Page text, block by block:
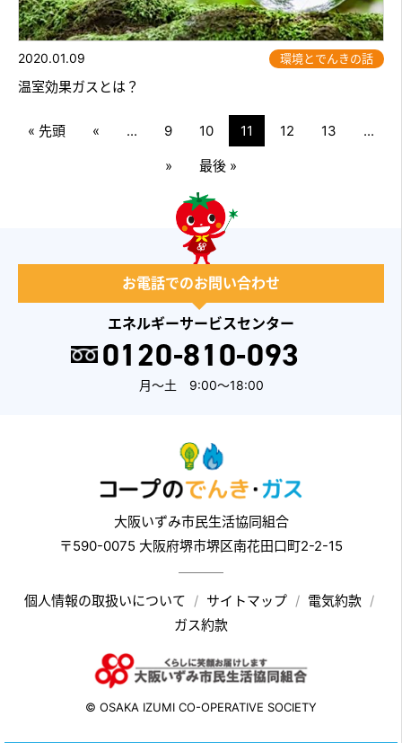
2020.01.09 環境とでんきの話
温室効果ガスとは？
« 先頭 « ... 9 10 11 12 13 ...
» 最後 »
お電話でのお問い合わせ
エネルギーサービスセンター
0120-810-093
月～土 9:00～18:00
大阪いずみ市民生活協同組合
〒590-0075 大阪府堺市堺区南花田口町2-2-15
個人情報の取扱いについて サイトマップ
電気約款
ガス約款
© OSAKA IZUMI CO-OPERATIVE SOCIETY